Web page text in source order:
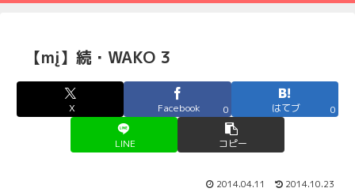
【mį】続・WAKO 3
X Facebook 0 はてブ 0
LINE コピー
2014.04.11 2014.10.23